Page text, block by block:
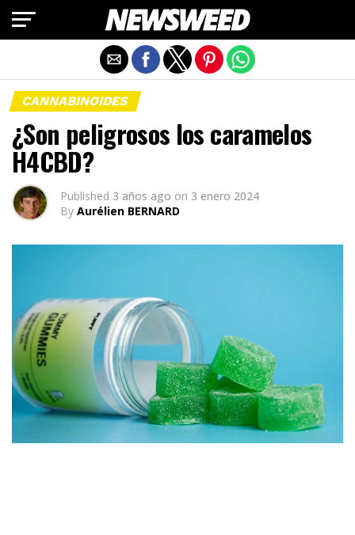
CANNABINOIDES
¿Son peligrosos los caramelos
H4CBD?
Published 3 años ago on 3 enero 2024
By Aurélien BERNARD
Salir de la versión móvil